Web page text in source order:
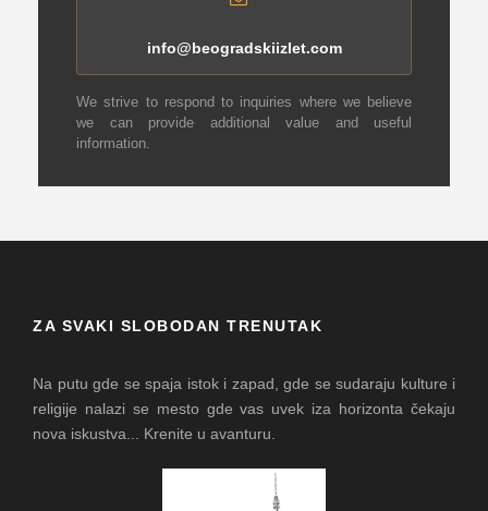
info@beogradskiizlet.com
We strive to respond to inquiries where we believe
we can provide additional value and useful
information.
ZA SVAKI SLOBODAN TRENUTAK
Na putu gde se spaja istok i zapad, gde se sudaraju kulture i
religije nalazi se mesto gde vas uvek iza horizonta čekaju
nova iskustva... Krenite u avanturu.